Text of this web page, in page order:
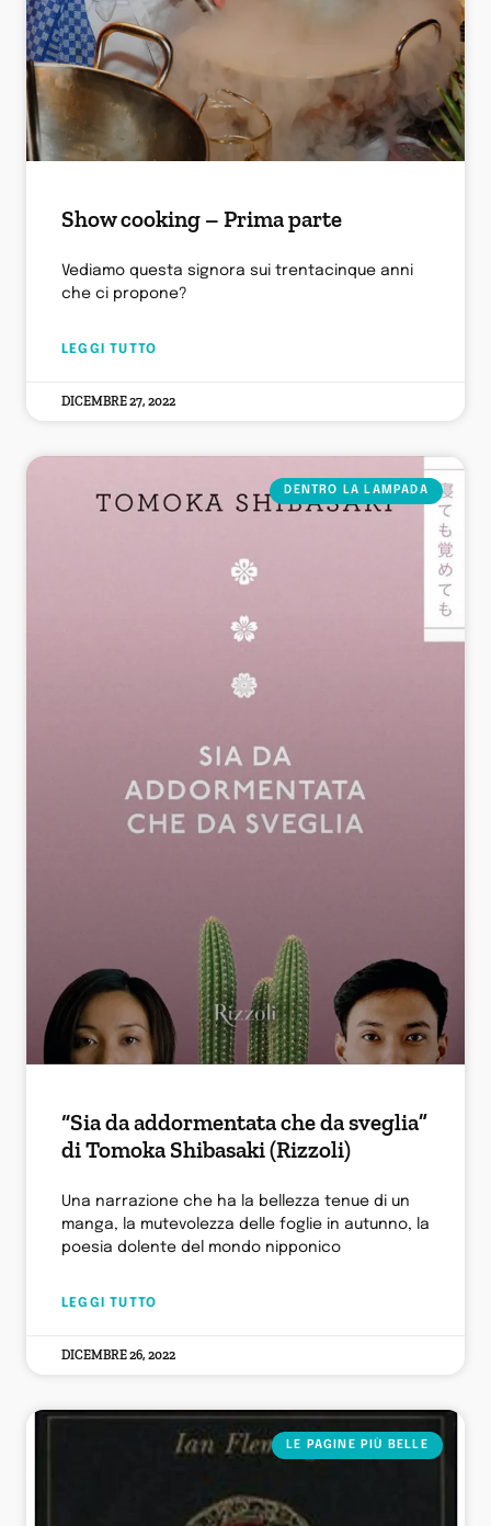
Show cooking – Prima parte
Vediamo questa signora sui trentacinque anni
che ci propone?
LEGGI TUTTO
DICEMBRE 27, 2022
DENTRO LA LAMPADA
“Sia da addormentata che da sveglia”
di Tomoka Shibasaki (Rizzoli)
Una narrazione che ha la bellezza tenue di un
manga, la mutevolezza delle foglie in autunno, la
poesia dolente del mondo nipponico
LEGGI TUTTO
DICEMBRE 26, 2022
LE PAGINE PIÙ BELLE